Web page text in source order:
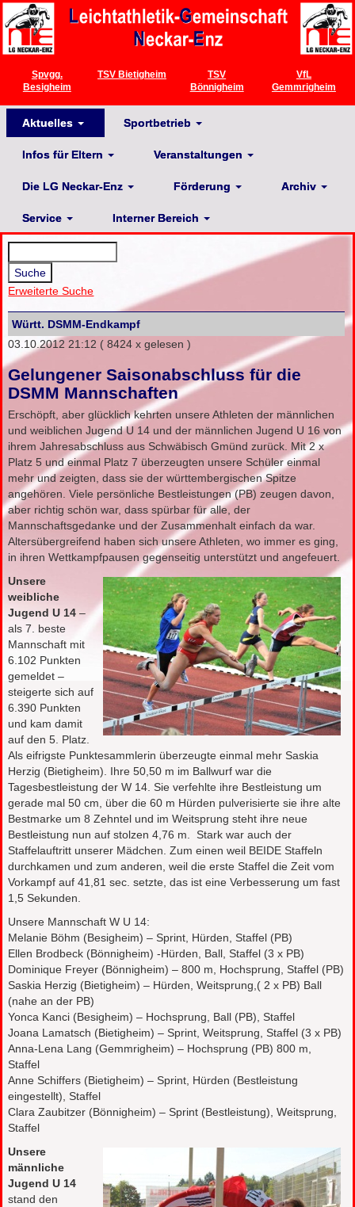
Spvgg.
Besigheim
TSV Bietigheim
TSV
Bönnigheim
VfL
Gemmrigheim
Aktuelles Sportbetrieb
Infos für Eltern Veranstaltungen
Die LG Neckar-Enz Förderung Archiv
Service Interner Bereich
Erweiterte Suche
Württ. DSMM-Endkampf
03.10.2012 21:12 ( 8424 x gelesen )
Gelungener Saisonabschluss für die
DSMM Mannschaften
Erschöpft, aber glücklich kehrten unsere Athleten der männlichen
und weiblichen Jugend U 14 und der männlichen Jugend U 16 von
ihrem Jahresabschluss aus Schwäbisch Gmünd zurück. Mit 2 x
Platz 5 und einmal Platz 7 überzeugten unsere Schüler einmal
mehr und zeigten, dass sie der württembergischen Spitze
angehören. Viele persönliche Bestleistungen (PB) zeugen davon,
aber richtig schön war, dass spürbar für alle, der
Mannschaftsgedanke und der Zusammenhalt einfach da war.
Altersübergreifend haben sich unsere Athleten, wo immer es ging,
in ihren Wettkampfpausen gegenseitig unterstützt und angefeuert.
Unsere
weibliche
Jugend U 14 –
als 7. beste
Mannschaft mit
6.102 Punkten
gemeldet –
steigerte sich auf
6.390 Punkten
und kam damit
auf den 5. Platz.
Als eifrigste Punktesammlerin überzeugte einmal mehr Saskia
Herzig (Bietigheim). Ihre 50,50 m im Ballwurf war die
Tagesbestleistung der W 14. Sie verfehlte ihre Bestleistung um
gerade mal 50 cm, über die 60 m Hürden pulverisierte sie ihre alte
Bestmarke um 8 Zehntel und im Weitsprung steht ihre neue
Bestleistung nun auf stolzen 4,76 m. Stark war auch der
Staffelauftritt unserer Mädchen. Zum einen weil BEIDE Staffeln
durchkamen und zum anderen, weil die erste Staffel die Zeit vom
Vorkampf auf 41,81 sec. setzte, das ist eine Verbesserung um fast
1,5 Sekunden.
Unsere Mannschaft W U 14:
Melanie Böhm (Besigheim) – Sprint, Hürden, Staffel (PB)
Ellen Brodbeck (Bönnigheim) -Hürden, Ball, Staffel (3 x PB)
Dominique Freyer (Bönnigheim) – 800 m, Hochsprung, Staffel (PB)
Saskia Herzig (Bietigheim) – Hürden, Weitsprung,( 2 x PB) Ball
(nahe an der PB)
Yonca Kanci (Besigheim) – Hochsprung, Ball (PB), Staffel
Joana Lamatsch (Bietigheim) – Sprint, Weitsprung, Staffel (3 x PB)
Anna-Lena Lang (Gemmrigheim) – Hochsprung (PB) 800 m,
Staffel
Anne Schiffers (Bietigheim) – Sprint, Hürden (Bestleistung
eingestellt), Staffel
Clara Zaubitzer (Bönnigheim) – Sprint (Bestleistung), Weitsprung,
Staffel
Unsere
männliche
Jugend U 14
stand den